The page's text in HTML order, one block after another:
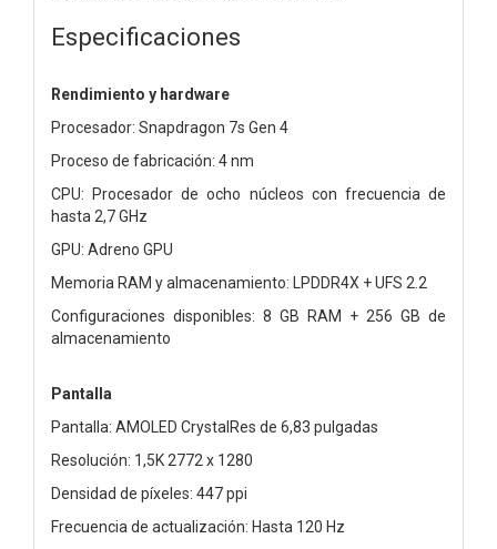
Especificaciones
Rendimiento y hardware
Procesador: Snapdragon 7s Gen 4
Proceso de fabricación: 4 nm
CPU: Procesador de ocho núcleos con frecuencia de
hasta 2,7 GHz
GPU: Adreno GPU
Memoria RAM y almacenamiento: LPDDR4X + UFS 2.2
Configuraciones disponibles: 8 GB RAM + 256 GB de
almacenamiento
Pantalla
Pantalla: AMOLED CrystalRes de 6,83 pulgadas
Resolución: 1,5K 2772 x 1280
Densidad de píxeles: 447 ppi
Frecuencia de actualización: Hasta 120 Hz